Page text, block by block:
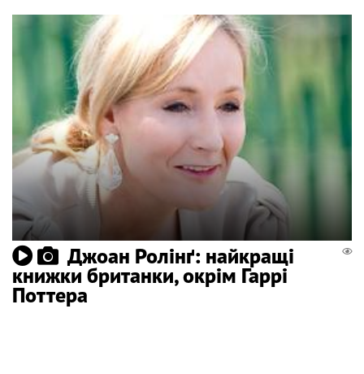
Джоан Ролінґ: найкращі
книжки британки, окрім Гаррі
Поттера